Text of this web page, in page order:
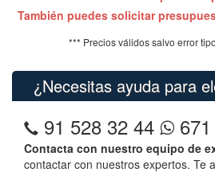
También puedes solicitar
*** Precios válidos salvo error
¿Necesitas ayuda para
91 528 32 44
Contacta con nuestro equipo de
contactar con nuestros expertos. Te